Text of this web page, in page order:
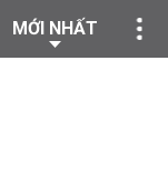
MỚI NHẤT